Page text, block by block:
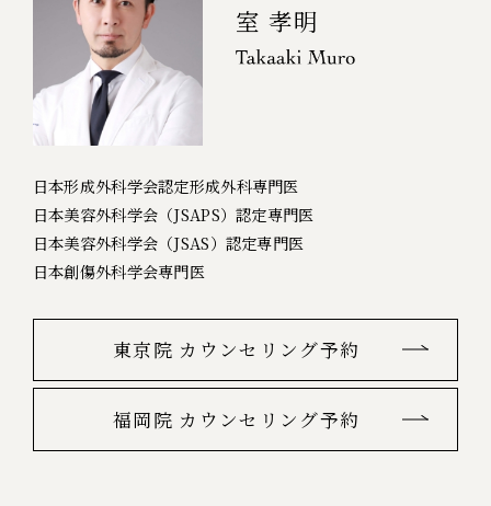
室 孝明
日本形成外科学会認定形成外科専門医
日本美容外科学会（JSAPS）認定専門医
日本美容外科学会（JSAS）認定専門医
日本創傷外科学会専門医
東京院 カウンセリング予約
福岡院 カウンセリング予約